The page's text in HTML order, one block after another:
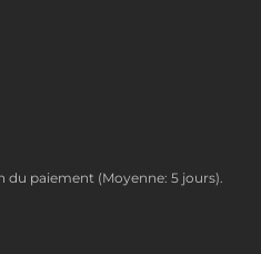
du paiement (Moyenne: 5 jours).